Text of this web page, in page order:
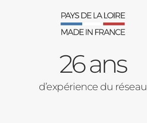
26 ans
d’expérience du réseau